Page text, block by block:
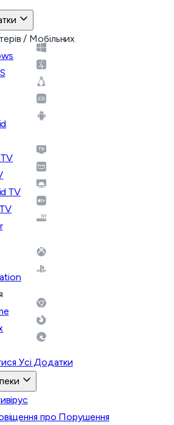
/ Мобільних
TV
Усі Додатки
про Порушення